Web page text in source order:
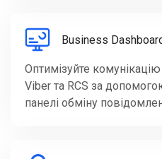
Business
Оптимізуйте
Viber та RCS за
панелі обміну